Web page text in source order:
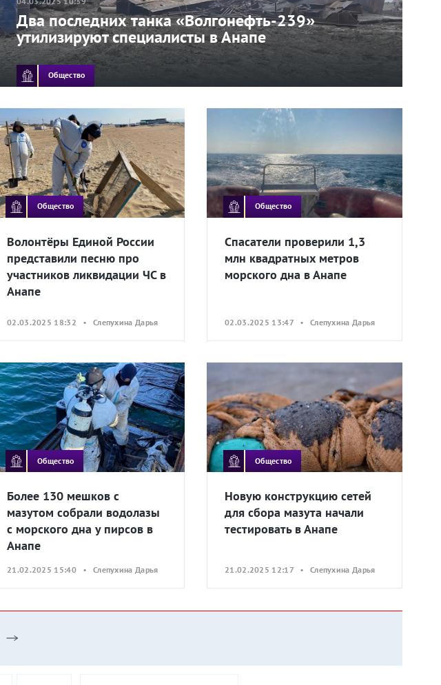
Два последних танка «Волгонефть-239»
утилизируют специалисты в Анапе
Общество
Общество
Волонтёры Единой России
представили песню про
участников ликвидации ЧС в
Анапе
02.03.2025 18:32 • Слепухина Дарья
Общество
Спасатели проверили 1,3
млн квадратных метров
морского дна в Анапе
02.03.2025 13:47 • Слепухина Дарья
Общество
Более 130 мешков с
мазутом собрали водолазы
с морского дна у пирсов в
Анапе
21.02.2025 15:40 • Слепухина Дарья
Общество
Новую конструкцию сетей
для сбора мазута начали
тестировать в Анапе
21.02.2025 12:17 • Слепухина Дарья